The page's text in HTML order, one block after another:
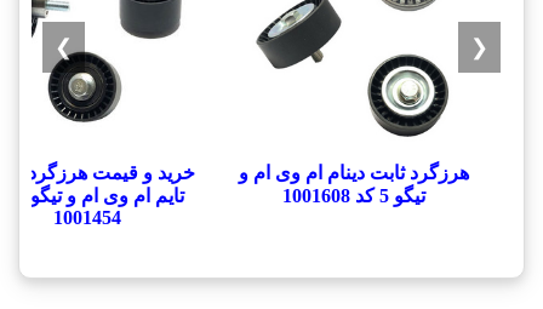
هرزگرد ثابت دینام ام وی ام و
تیگو 5 کد 1001608
خرید و قیمت هرزگرد
1001454
❮
❯